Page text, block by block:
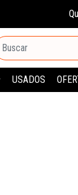
USADOS